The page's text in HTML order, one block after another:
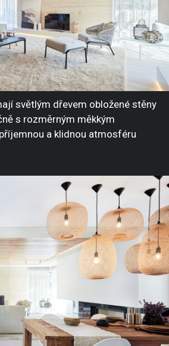
světlým dřevem obložené stěny
s rozměrným měkkým
a klidnou atmosféru